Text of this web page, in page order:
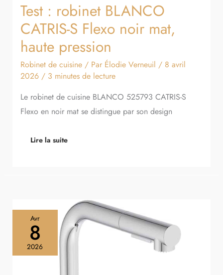
Test : robinet BLANCO
CATRIS-S Flexo noir mat,
haute pression
Robinet de cuisine/ Par Élodie Verneuil / 8 avril
2026 / 3 minutes de lecture
Le robinet de cuisine BLANCO 525793 CATRIS-S
Flexo en noir mat se distingue par son design
Lire la suite
Avr
8
2026
Test
du
mitigeur
Ideal
Standard